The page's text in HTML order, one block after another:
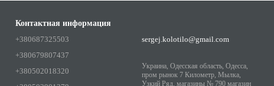
Контактная информация
+380687325503
+380679807437
+380502018320
sergej.kolotilo@gmail.com
Украина, Одесская область, Одесса,
пром рынок 7 Километр, Мылка,
Узкий Ряд, магазины № 790 магазин